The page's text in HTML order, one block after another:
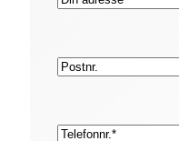
Postnr.
Telefon*